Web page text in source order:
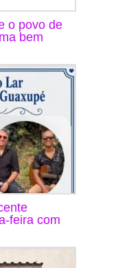
o povo de
bem
feira com